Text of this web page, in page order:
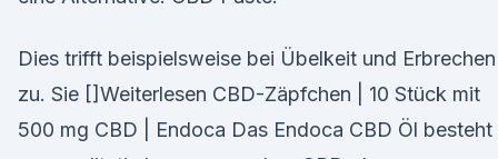
Dies trifft beispielsweise bei Übelkeit und Erbrechen
zu. Sie []Weiterlesen CBD-Zäpfchen | 10 Stück mit
500 mg CBD | Endoca Das Endoca CBD Öl besteht